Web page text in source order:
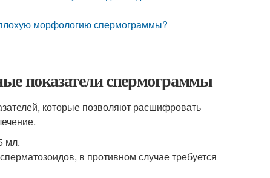
морфологию спермограммы?
показатели спермограммы
которые позволяют расшифровать
мл.
в противном случае требуется